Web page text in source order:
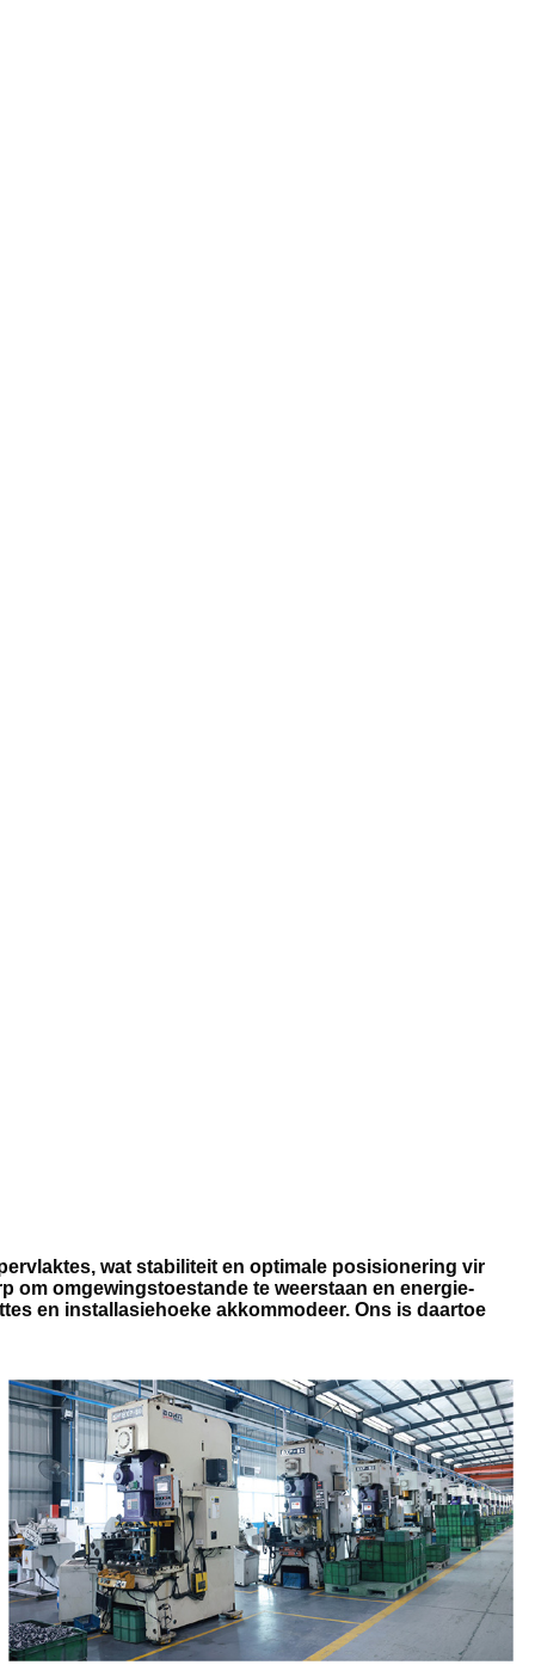
wat stabiliteit en optimale posisionering vir
omgewingstoestande te weerstaan ​​en energie-
en installasiehoeke akkommodeer. Ons is daartoe